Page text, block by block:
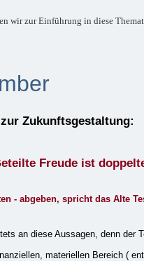
wir zur Einführung in diese
Zukunftsgestaltung:
Freude ist
- abgeben, spricht das Alte
an diese Aussagen, denn der
materiellen Bereich (